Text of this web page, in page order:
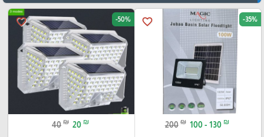
favorite_border -35%
200 ₪ 100 - 130 ₪
favorite_border -50%
40 ₪ 20 ₪